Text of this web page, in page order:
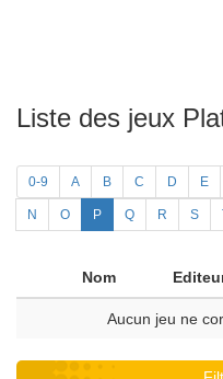
Liste des jeux
0-9 A B C D E
N O P Q R S
Nom
Aucun jeu ne